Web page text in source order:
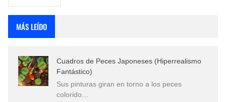
MÁS LEÍDO
Cuadros de Peces Japoneses (Hiperrealismo
Fantástico)
Sus pinturas giran en torno a los peces
colorido…